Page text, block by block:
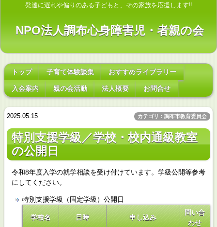
発達に遅れや偏りのある子どもと、その家族を応援します‼
NPO法人調布心身障害児・者親の会
トップ 子育て体験談集 おすすめライブラリー
入会案内 親の会活動 法人概要 お問合せ
2025.05.15 カテゴリ：調布市教育委員会
特別支援学級／学校・校内通級教室
の公開日
令和8年度入学の就学相談を受け付けています。学級公開等参考
にしてください。
特別支援学級（固定学級）公開日
学校名 日時 申し込み
問い合
わせ